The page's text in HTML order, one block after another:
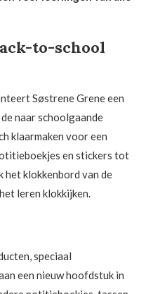
to-school
Søstrene Grene een
naar schoolgaande
klaarmaken voor een
en stickers tot
klokkenbord van de
leren klokkijken.
speciaal
een nieuw hoofdstuk in